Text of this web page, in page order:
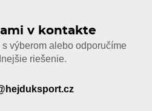
v kontakte
výberom alebo odporučíme
riešenie.